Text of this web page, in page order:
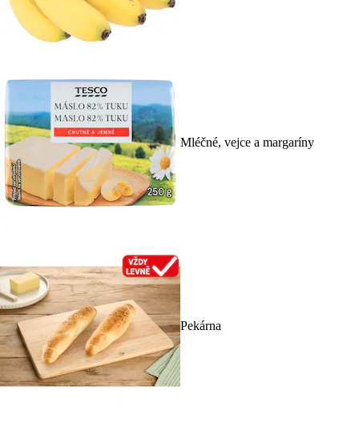
Mléčné, vejce a margaríny
Pekárna